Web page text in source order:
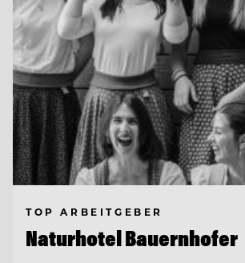
TOP ARBEITGEBER
Naturhotel Bauernhofer